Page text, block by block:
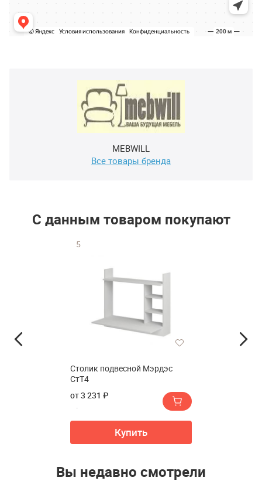
MEBWILL
Все товары бренда
С данным товаром покупают
5
Столик подвесной Мэрдэс
СтТ4
от 3 231 ₽
Купить
Вы недавно смотрели